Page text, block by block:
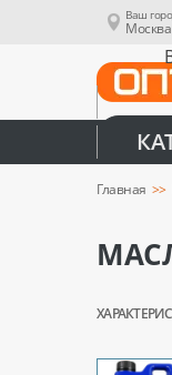
Ваш
Москва
Главная